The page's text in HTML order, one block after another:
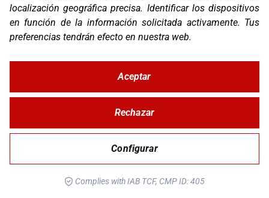
951 517 787
andres@az-offroad.com
http://www.az-offroad.com
AZ-OFFROAD.COM
Ctra. Carril de Guetara, 24, 29004 Churriana
localización geográfica precisa. Identificar los dispositivos
en función de la información solicitada activamente. Tus
preferencias tendrán efecto en nuestra web.
Configurar
Rechazar
Aceptar
Complies with IAB TCF, CMP ID: 405